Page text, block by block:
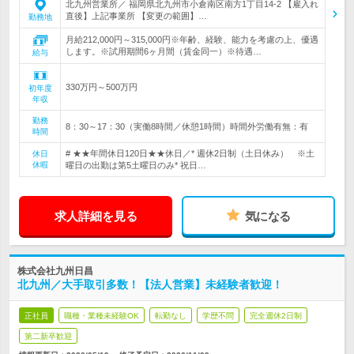
勤務地
北九州営業所／ 福岡県北九州市小倉南区南方1丁目14-2 【雇入れ
直後】上記事業所 【変更の範囲】…
給与
月給212,000円～315,000円※年齢、経験、能力を考慮の上、優遇
します。※試用期間6ヶ月間（賃金同一）※待遇…
初年度
年収
330万円～500万円
勤務
時間
8：30～17：30（実働8時間／休憩1時間）時間外労働有無：有
休日
休暇
# ★★年間休日120日★★休日／* 週休2日制（土日休み） ※土
曜日の出勤は第5土曜日のみ* 祝日…
求人詳細を見る 気になる
株式会社九州日昌
北九州／大手取引多数！【法人営業】未経験者歓迎！
正社員 職種・業種未経験OK 転勤なし 学歴不問 完全週休2日制
第二新卒歓迎